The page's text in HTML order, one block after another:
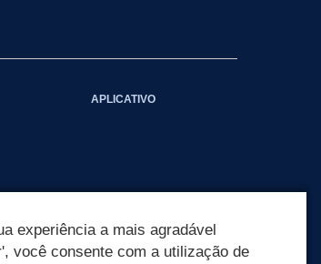
APLICATIVO
experiência a mais agradável
você consente com a utilização de